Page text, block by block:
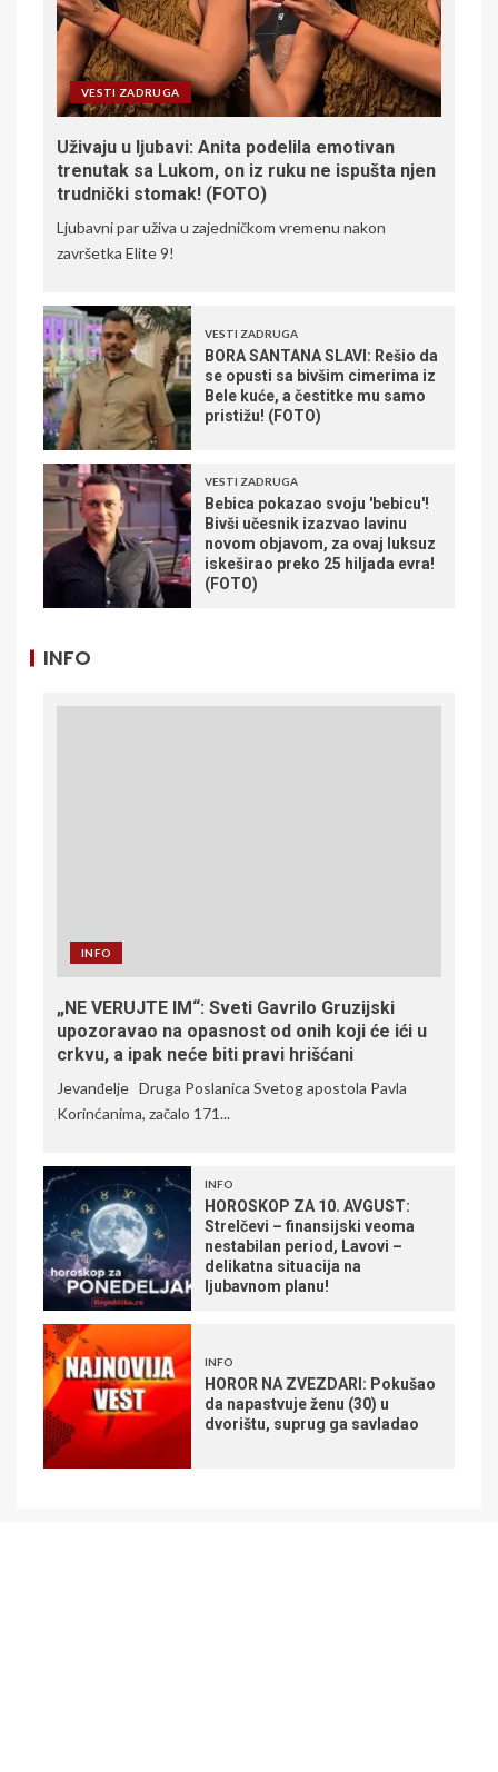
VESTI ZADRUGA
Uživaju u ljubavi: Anita podelila emotivan
trenutak sa Lukom, on iz ruku ne ispušta njen
trudnički stomak! (FOTO)
Ljubavni par uživa u zajedničkom vremenu nakon
završetka Elite 9!
VESTI ZADRUGA
BORA SANTANA SLAVI: Rešio da
se opusti sa bivšim cimerima iz
Bele kuće, a čestitke mu samo
pristižu! (FOTO)
VESTI ZADRUGA
Bebica pokazao svoju 'bebicu'!
Bivši učesnik izazvao lavinu
novom objavom, za ovaj luksuz
iskeširao preko 25 hiljada evra!
(FOTO)
INFO
INFO
„NE VERUJTE IM“: Sveti Gavrilo Gruzijski
upozoravao na opasnost od onih koji će ići u
crkvu, a ipak neće biti pravi hrišćani
Jevanđelje Druga Poslanica Svetog apostola Pavla
Korinćanima, začalo 171...
INFO
HOROSKOP ZA 10. AVGUST:
Strelčevi – finansijski veoma
nestabilan period, Lavovi –
delikatna situacija na
ljubavnom planu!
INFO
HOROR NA ZVEZDARI: Pokušao
da napastvuje ženu (30) u
dvorištu, suprug ga savladao